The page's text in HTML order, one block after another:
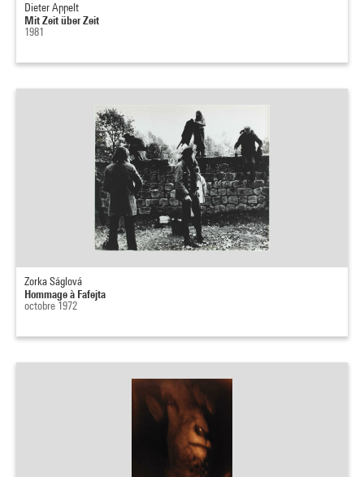
Dieter Appelt
Mit Zeit über Zeit
1981
Zorka Ságlová
Hommage à Fafejta
octobre 1972